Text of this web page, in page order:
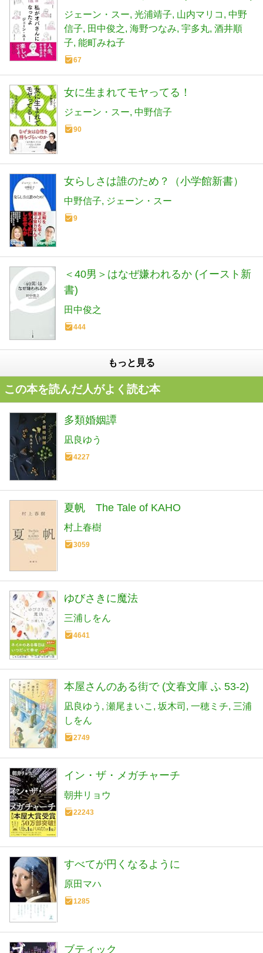
ジェーン・スー 光浦靖子 山内マリコ
中野
信子
田中俊之 海野つなみ 宇多丸 酒井順
子 能町みね子
67
女に生まれてモヤってる！
ジェーン・スー 中野信子
90
女らしさは誰のため？（小学館新書）
中野信子 ジェーン・スー
9
＜40男＞はなぜ嫌われるか (イースト新
書)
田中俊之
444
もっと見る
この本を読んだ人がよく読む本
多類婚姻譚
凪良ゆう
4227
夏帆 The Tale of KAHO
村上春樹
3059
ゆびさきに魔法
三浦しをん
4641
本屋さんのある街で (文春文庫 ふ 53-2)
凪良ゆう 瀬尾まいこ 坂木司 一穂ミチ 三浦
しをん
2749
イン・ザ・メガチャーチ
朝井リョウ
22243
すべてが円くなるように
原田マハ
1285
ブティック